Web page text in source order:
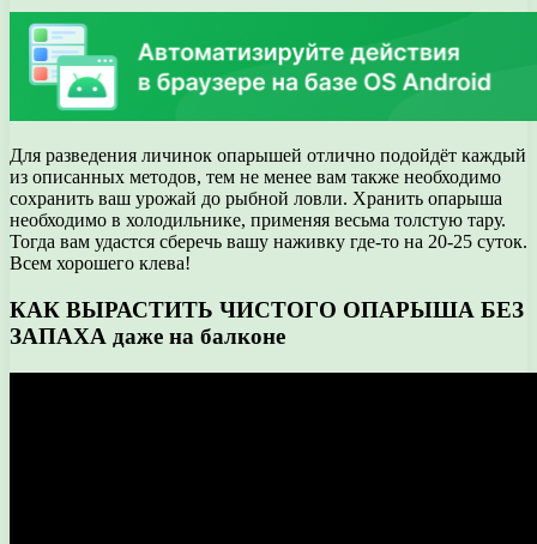
Для разведения личинок опарышей отлично подойдёт каждый
из описанных методов, тем не менее вам также необходимо
сохранить ваш урожай до рыбной ловли. Хранить опарыша
необходимо в холодильнике, применяя весьма толстую тару.
Тогда вам удастся сберечь вашу наживку где-то на 20-25 суток.
Всем хорошего клева!
КАК ВЫРАСТИТЬ ЧИСТОГО ОПАРЫША БЕЗ
ЗАПАХА даже на балконе